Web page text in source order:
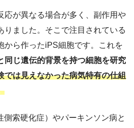
応が異なる場合が多く、副作用や
りました。そこで注目されている
から作ったiPS細胞です。これを
同じ遺伝的背景を持つ細胞を研究
では見えなかった病気特有の仕組
索硬化症）やパーキンソン病と